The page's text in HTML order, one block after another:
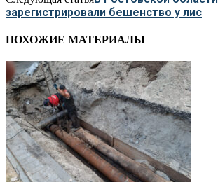
зарегистрировали бешенство у лис
ПОХОЖИЕ МАТЕРИАЛЫ